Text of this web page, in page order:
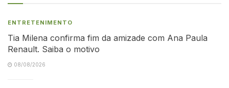
ENTRETENIMENTO
Tia Milena confirma fim da amizade com Ana Paula
Renault. Saiba o motivo
08/08/2026